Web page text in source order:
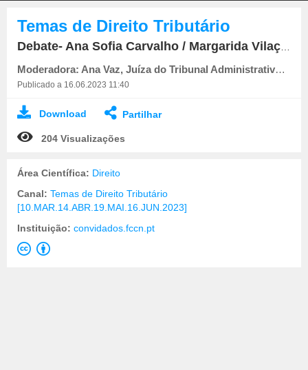
Temas de Direito Tributário
Debate- Ana Sofia Carvalho / Margarida Vilaça / Rui Manuel Marrão
Moderadora: Ana Vaz, Juíza do Tribunal Administrativo e Fiscal de Loulé
Publicado a 16.06.2023 11:40
Download Partilhar
204 Visualizações
Área Científica: Direito
Canal: Temas de Direito Tributário
[10.MAR.14.ABR.19.MAI.16.JUN.2023]
Instituição: convidados.fccn.pt